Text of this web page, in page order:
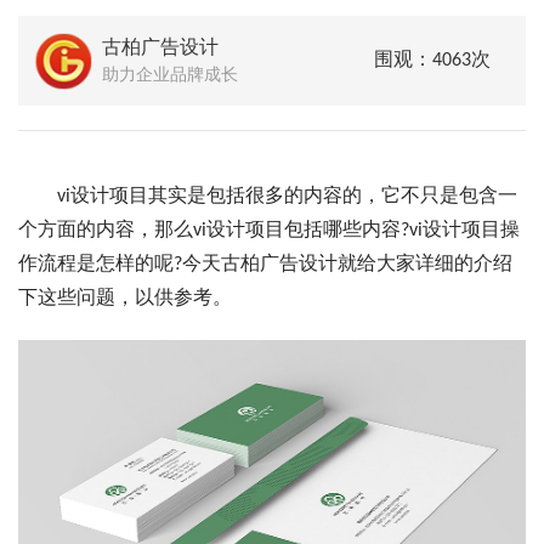
古柏广告设计
助力企业品牌成长
围观：4063次
vi设计项目其实是包括很多的内容的，它不只是包含一
个方面的内容，那么vi设计项目包括哪些内容?vi设计项目操
作流程是怎样的呢?今天古柏广告设计就给大家详细的介绍
下这些问题，以供参考。